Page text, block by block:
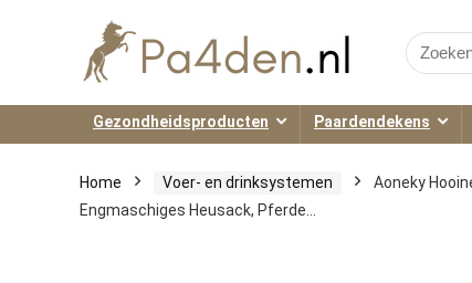
Search
for:
Gezondheidsproducten Paardendekens
Home Voer- en drinksystemen
Aoneky
Engmaschiges Heusack, Pferde…